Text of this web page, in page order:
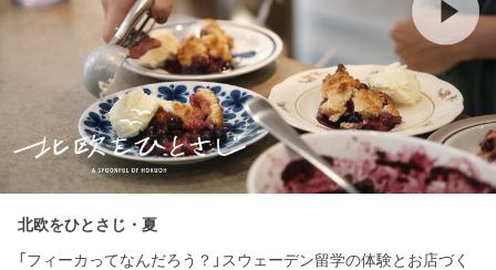
北欧をひとさじ・夏
「フィーカってなんだろう？」スウェーデン留学の体験とお店づく